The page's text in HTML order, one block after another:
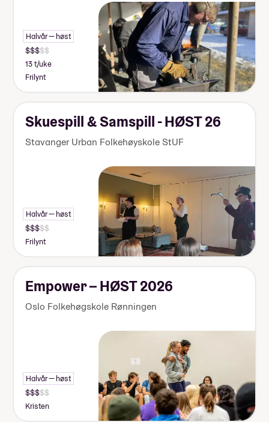
Halvår — høst
13 t/uke
Frilynt
Skuespill & Samspill - HØST 26
Stavanger Urban Folkehøyskole StUF
Halvår — høst
Frilynt
Empower – HØST 2026
Oslo Folkehøgskole Rønningen
Halvår — høst
Kristen